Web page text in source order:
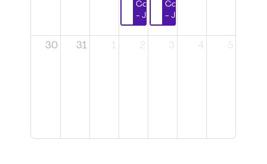
Complexes
- Jour 1
Complexes
- Jour 2
30 31 1 2 3 4 5